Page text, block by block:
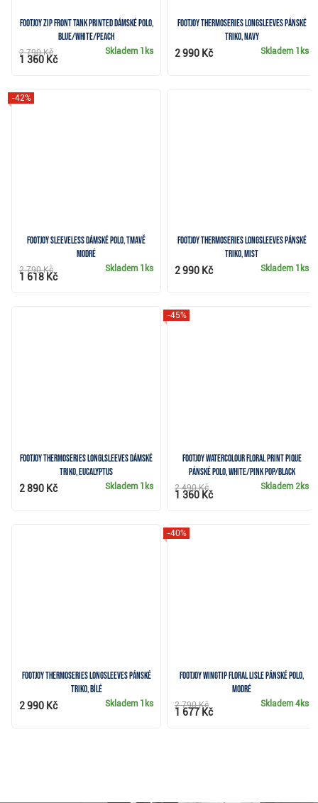
FootJoy Zip Front Tank Printed dámské polo,
blue/white/peach
Skladem 1ks
2 790 Kč
1 360 Kč
FootJoy ThermoSeries Longsleeves pánské
triko, navy
Skladem 1ks
2 990 Kč
FootJoy Sleeveless dámské polo, tmavě
modré
-42%
Skladem 1ks
2 790 Kč
1 618 Kč
FootJoy ThermoSeries Longsleeves pánské
triko, mist
Skladem 1ks
2 990 Kč
FootJoy ThermoSeries Longlsleeves dámské
triko, eucalyptus
Skladem 1ks
2 890 Kč
FootJoy Watercolour Floral Print Pique
pánské polo, white/pink pop/black
-45%
Skladem 2ks
2 490 Kč
1 360 Kč
FootJoy ThermoSeries Longsleeves pánské
triko, bílé
Skladem 1ks
2 990 Kč
FootJoy Wingtip Floral Lisle pánské polo,
modré
-40%
Skladem4ks
2 790 Kč
1 677 Kč